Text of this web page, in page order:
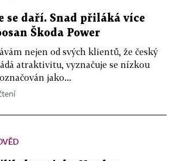
se daří. Snad přiláká více
Škoda Power
nejen od svých klientů, že český
atraktivitu, vyznačuje se nízkou
jako...